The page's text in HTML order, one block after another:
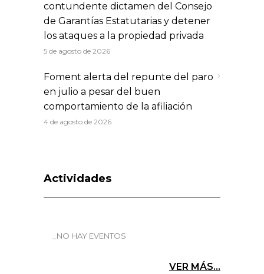
contundente dictamen del Consejo
de Garantías Estatutarias y detener
los ataques a la propiedad privada
5 de agosto de 2026
Foment alerta del repunte del paro
en julio a pesar del buen
comportamiento de la afiliación
4 de agosto de 2026
Actividades
_NO HAY EVENTOS
VER MÁS...